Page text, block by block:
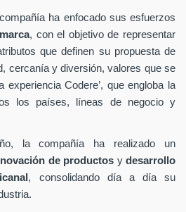
ha enfocado sus esfuerzos
, con el objetivo de representar
que definen su propuesta de
cercanía y diversión, valores que se
experiencia Codere’, que engloba la
los países, líneas de negocio y
la compañía ha realizado un
de productos ydesarrollo
, consolidando día a día su